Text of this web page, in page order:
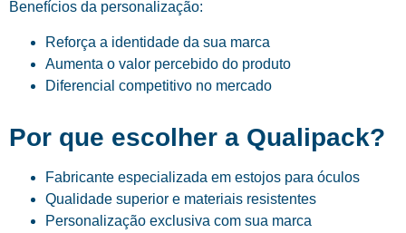
Benefícios da personalização:
Reforça a identidade da sua marca
Aumenta o valor percebido do produto
Diferencial competitivo no mercado
Por que escolher a Qualipack?
Fabricante especializada em estojos para óculos
Qualidade superior e materiais resistentes
Personalização exclusiva com sua marca